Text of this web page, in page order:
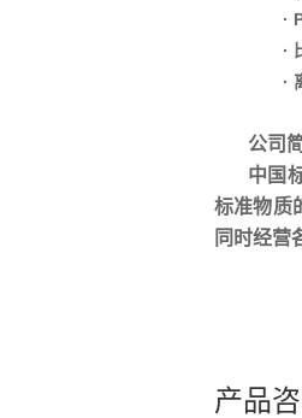
·
·
·
公司
中国
标准物质
同时经营
产品